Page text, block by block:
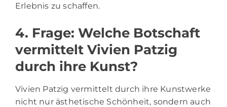
Erlebnis zu schaffen.
4. Frage: Welche Botschaft
vermittelt Vivien Patzig
durch ihre Kunst?
Vivien Patzig vermittelt durch ihre Kunstwerke
nicht nur ästhetische Schönheit, sondern auch